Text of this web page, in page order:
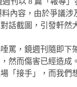
料內容，由於爭議
話截圖，引發軒然
罵，鏡週刊隨即下
然而傷害已經造成
場「接手」，而我們